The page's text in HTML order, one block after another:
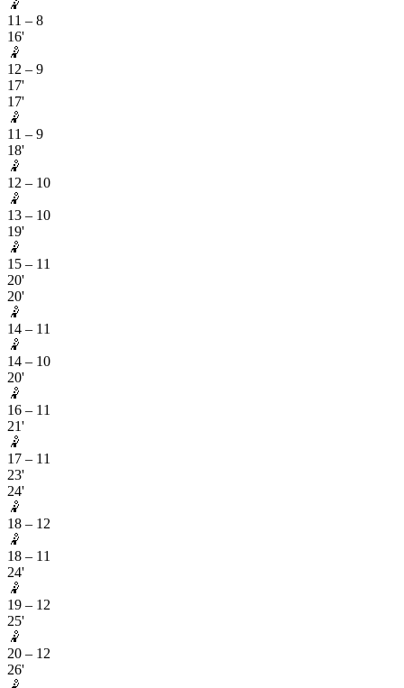
🤾
11 – 8
16'
🤾
12 – 9
17'
17'
🤾
11 – 9
18'
🤾
12 – 10
🤾
13 – 10
19'
🤾
15 – 11
20'
20'
🤾
14 – 11
🤾
14 – 10
20'
🤾
16 – 11
21'
🤾
17 – 11
23'
24'
🤾
18 – 12
🤾
18 – 11
24'
🤾
19 – 12
25'
🤾
20 – 12
26'